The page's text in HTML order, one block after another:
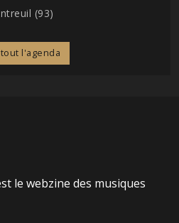
(93)
l'agenda
le webzine des musiques